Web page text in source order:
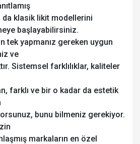
da klasik likit modellerini
başlayabilirsiniz.
tek yapmanız gereken uygun
ve
Sistemsel farklılıklar, kaliteler
farklı ve bir o kadar da estetik
bunu bilmeniz gerekiyor.
markaların en özel